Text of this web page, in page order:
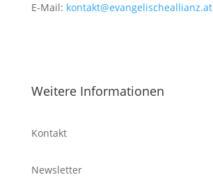
E-Mail: kontakt@evangelischeallianz.at
Weitere Informationen
Kontakt
Newsletter